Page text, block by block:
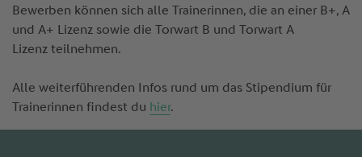
Bewerben können sich alle Trainerinnen, die an einer B+, A
und A+ Lizenz sowie die Torwart B und Torwart A
Lizenz teilnehmen.
Alle weiterführenden Infos rund um das Stipendium für
Trainerinnen findest du hier.